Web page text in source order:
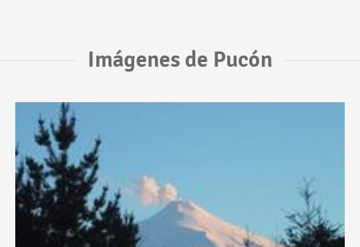
Imágenes de Pucón